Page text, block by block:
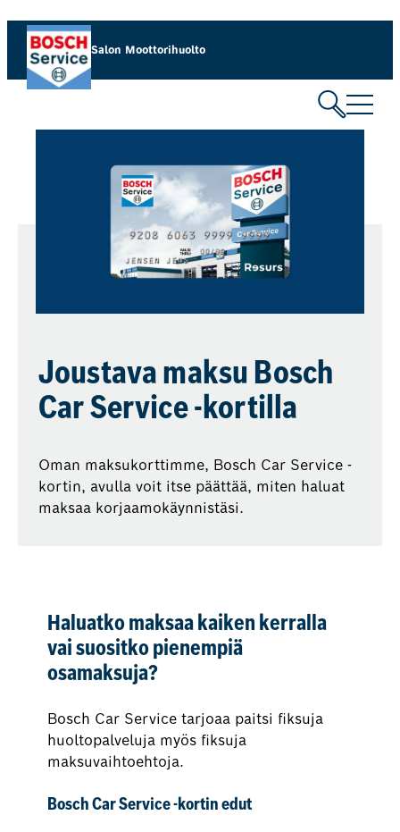
Salon Moottorihuolto
Joustava maksu Bosch
Car Service -kortilla
Oman maksukorttimme, Bosch Car Service -
kortin, avulla voit itse päättää, miten haluat
maksaa korjaamokäynnistäsi.
Haluatko maksaa kaiken kerralla
vai suositko pienempiä
osamaksuja?
Bosch Car Service tarjoaa paitsi fiksuja
huoltopalveluja myös fiksuja
maksuvaihtoehtoja.
Bosch Car Service -kortin edut